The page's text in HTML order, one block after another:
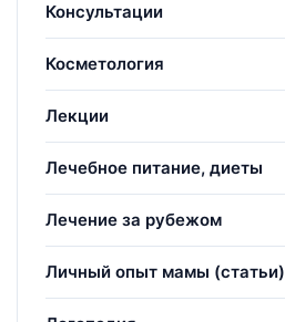
Консультации
Косметология
Лекции
Лечебное питание, диеты
Лечение за рубежом
Личный опыт мамы (статьи)